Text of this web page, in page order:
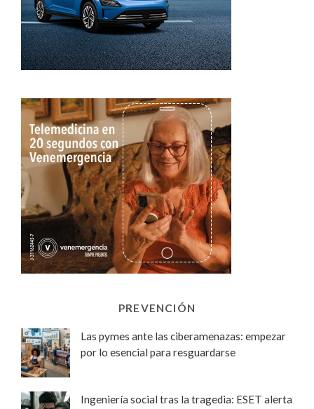
PREVENCIÓN
Las pymes ante las ciberamenazas: empezar
por lo esencial para resguardarse
Ingeniería social tras la tragedia: ESET alerta